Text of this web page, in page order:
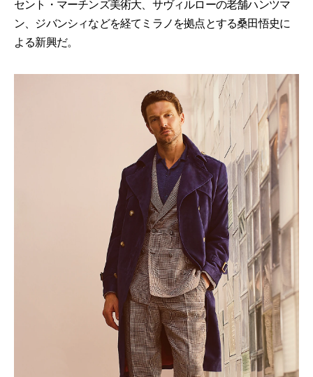
セント・マーチンズ美術大、サヴィルローの老舗ハンツマ
ン、ジバンシィなどを経てミラノを拠点とする桑田悟史に
よる新興だ。